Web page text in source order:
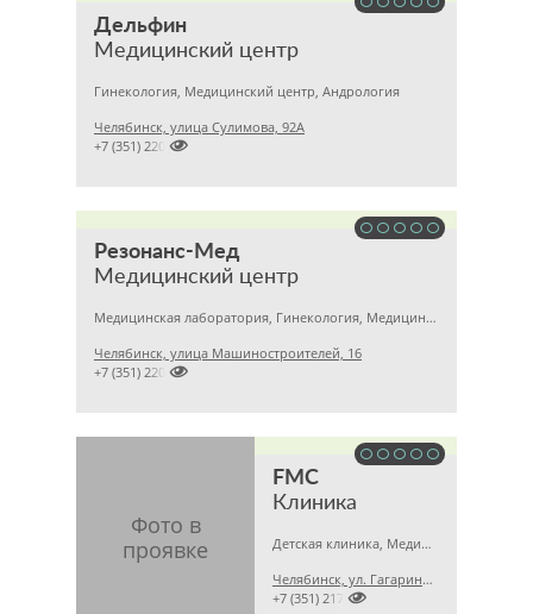
Дельфин
Медицинский центр
Гинекология, Медицинский центр, Андрология
Челябинск, улица Сулимова, 92А

+7 (351) 2201843
Резонанс-Мед
Медицинский центр
Медицинская лаборатория, Гинекология, Медицинский центр
Челябинск, улица Машиностроителей, 16

+7 (351) 2201031
FMC
Клиника
Детская клиника, Медицинская лаборатория, Гинекология
Челябинск, ул. Гагарина, 5 А

+7 (351) 2173679